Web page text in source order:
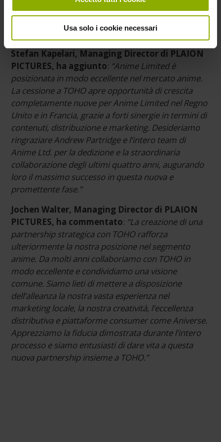
Usa solo i cookie necessari
lavorare insieme ai nostri nuovi team e partner per
portare contenuti straordinari ai fan nel Regno
Unito, in Francia e in tutta Europa.”
Stefan Kapelari, Managing Director di PLAION
PICTURES, ha aggiunto: “Anime Limited è
posizionata in modo eccellente nel mercato anime.
La cessione a TOHO apre opportunità di crescita
completamente nuove per Anime Limited nel Regno
Unito e in Francia, grazie a forti sinergie in termini di
contenuti, distribuzione e marketing. Desideriamo
ringraziare Andrew Partridge e l’intero team di
Anime Ltd. per la dedizione e la straordinaria
collaborazione degli ultimi quattro anni, augurando
loro il massimo successo in questa nuova e
promettente fase.”
Jochen Walter, Managing Director di PLAION
PICTURES, ha commentato: “La creazione di una
partnership strategica con TOHO rafforza
ulteriormente la nostra posizione nel segmento
anime. Da molti anni collaboriamo con TOHO in
modo eccellente e condividiamo una visione
comune. Siamo lieti di mettere a disposizione
dell’alleanza la nostra vasta esperienza nel
marketing locale, la nostra creatività, l’eccellenza
distributiva e piattaforme consumer come Aniverse.
Apprezziamo la fiducia dimostrata durante l’intero
processo e siamo entusiasti di dare vita a questa
nuova partnership insieme a TOHO.”